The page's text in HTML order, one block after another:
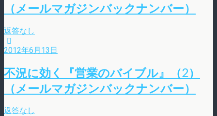
（メールマガジンバックナンバー）
返答なし
2012年6月13日
不況に効く『営業のバイブル』（2）
（メールマガジンバックナンバー）
返答なし